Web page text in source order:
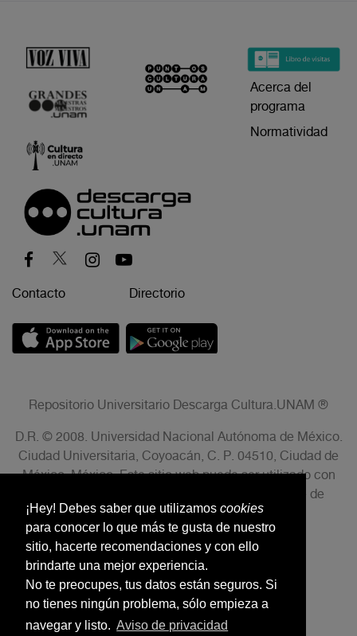
¡Hey! Debes saber que utilizamos cookies
para conocer lo que más te gusta de nuestro
sitio, hacerte recomendaciones y con ello
brindarte una mejor experiencia.
No te preocupes, tus datos están seguros. Si
no tienes ningún problema, sólo empieza a
navegar y listo. Aviso de privacidad
Acerca del
programa
Normatividad
Contacto Directorio
Repositorio Universitario Descarga Cultura.UNAM ®
D.R. © 2008. Universidad Nacional Autónoma de México.
Ciudad Universitaria, Coyoacán, C. P. 04510, Ciudad de
México, México. Este sitio web puede ser utilizado con
fines no lucrativos siempre que se cite la fuente de
conformidad con el AVISO LEGAL.